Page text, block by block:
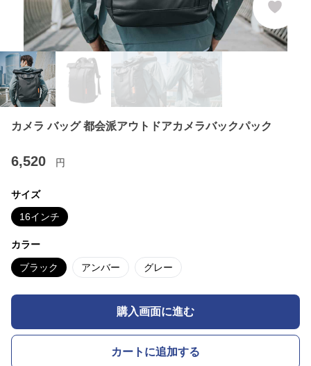
カメラ バッグ 都会派アウトドアカメラバックパック
6,520 円
サイズ
16インチ
カラー
ブラック アンバー グレー
購入画面に進む
カートに追加する